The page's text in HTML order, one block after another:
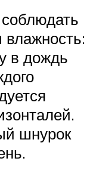
в дождь
шнурок